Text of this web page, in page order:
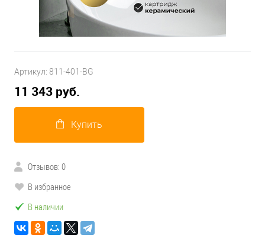
Артикул: 811-401-BG
11 343 руб.
Купить
Отзывов: 0
В избранное
В наличии